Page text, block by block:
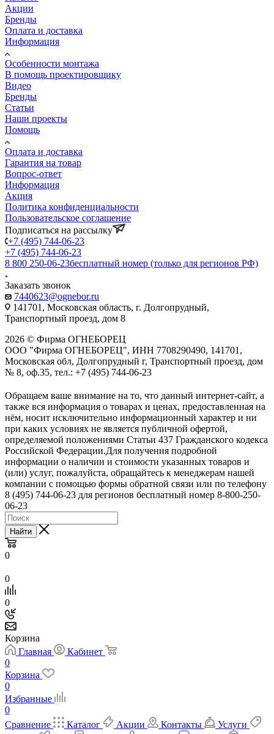
Акции
Бренды
Оплата и доставка
Информация
Особенности монтажа
В помощь проектировщику
Видео
Бренды
Статьи
Наши проекты
Помощь
Оплата и доставка
Гарантия на товар
Вопрос-ответ
Информация
Акция
Политика конфиденциальности
Пользовательское соглашение
Подписаться на рассылку
+7 (495) 744-06-23
+7 (495) 744-06-23
8 800 250-06-23бесплатный номер (только для регионов РФ)
Заказать звонок
7440623@ognebor.ru
141701, Московская область, г. Долгопрудный,
Транспортный проезд, дом 8
2026 © Фирма ОГНЕБОРЕЦ
ООО "Фирма ОГНЕБОРЕЦ", ИНН 7708290490, 141701,
Московская обл, Долгопрудный г, Транспортный проезд, дом
№ 8, оф.35, тел.: +7 (495) 744-06-23
Обращаем ваше внимание на то, что данный интернет-сайт, а
также вся информация о товарах и ценах, предоставленная на
нём, носит исключительно информационный характер и ни
при каких условиях не является публичной офертой,
определяемой положениями Статьи 437 Гражданского кодекса
Российской Федерации.Для получения подробной
информации о наличии и стоимости указанных товаров и
(или) услуг, пожалуйста, обращайтесь к менеджерам нашей
компании с помощью формы обратной связи или по телефону
8 (495) 744-06-23 для регионов бесплатный номер 8-800-250-
06-23
Найти
0
0
0
Корзина
Главная
Кабинет
0
Корзина
0
Избранные
0
Сравнение
Каталог Акции Контакты
Услуги